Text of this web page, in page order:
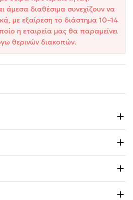
άμεσα διαθέσιμα συνεχίζουν να
με εξαίρεση το διάστημα 10–14
η εταιρεία μας θα παραμείνει
θερινών διακοπών.